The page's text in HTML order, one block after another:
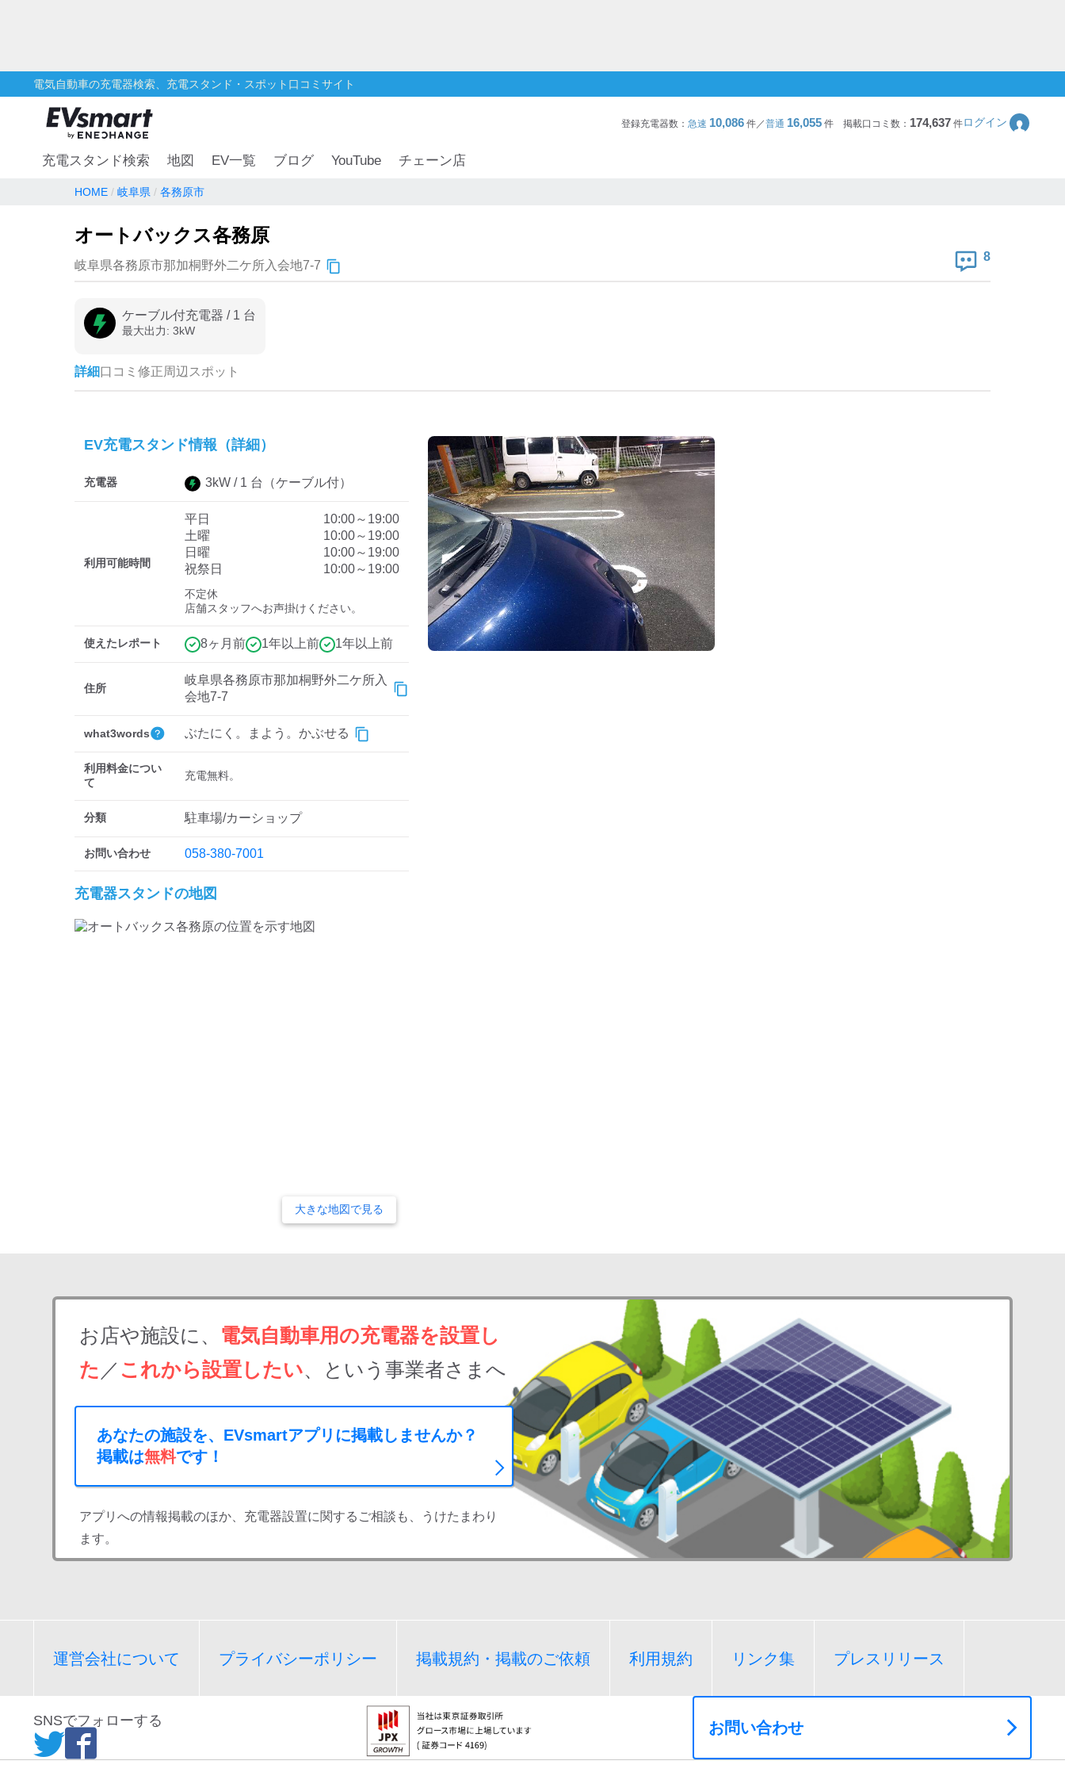
電気自動車の充電器検索、充電スタンド・スポット口コミサイト
登録充電器数： 急速 10,086 件／普通 16,055 件 掲載口コミ数： 174,637件ログイン
充電スタンド検索 地図 EV一覧 ブログ YouTube チェーン店
HOME 岐阜県 各務原市
オートバックス各務原
岐阜県各務原市那加桐野外二ケ所入会地7-7
8
ケーブル付充電器 / 1 台
最大出力: 3kW
詳細口コミ 修正周辺スポット
EV充電スタンド情報（詳細）
充電器 3kW / 1 台 （ケーブル付）
利用可能時間
平日
10:00～19:00
土曜
10:00～19:00
日曜
10:00～19:00
祝祭日
10:00～19:00
不定休
店舗スタッフへお声掛けください。
使えたレポート 8ヶ月前 1年以上前 1年以上前
住所
岐阜県各務原市那加桐野外二ケ所入
会地7-7
what3words ぶたにく。まよう。かぶせる
利用料金につい
て
充電無料。
分類 駐車場/カーショップ
お問い合わせ 058-380-7001
充電器スタンドの地図
大きな地図で見る
お店や施設に、 電気自動車用の充電器を設置し
た ／ これから設置したい、という事業者さまへ
あなたの施設を、EVsmartアプリに掲載しませんか？
掲載は無料です！
アプリへの情報掲載のほか、充電器設置に関するご相談も、うけたまわり
ます。
運営会社について プライバシーポリシー 掲載規約・掲載のご依頼 利用規約 リンク集 プレスリリース
SNSでフォローする お問い合わせ